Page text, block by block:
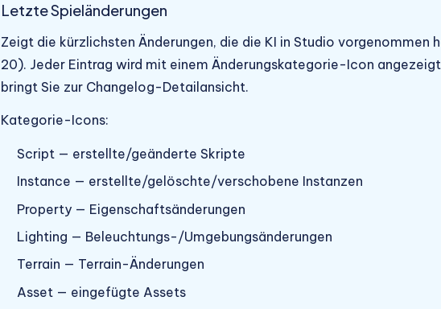
Letzte Spieländerungen
Zeigt die kürzlichsten Änderungen, die die KI in Studio vorgenommen
20). Jeder Eintrag wird mit einem Änderungskategorie-Icon
bringt Sie zur Changelog-Detailansicht.
Kategorie-Icons:
Script — erstellte/geänderte Skripte
Instance — erstellte/gelöschte/verschobene Instanzen
Property — Eigenschaftsänderungen
Lighting — Beleuchtungs-/Umgebungsänderungen
Terrain — Terrain-Änderungen
Asset — eingefügte Assets